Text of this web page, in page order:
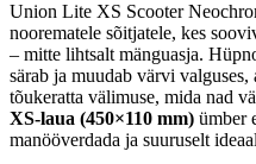
Union Lite XS Scooter
noorematele sõitjatele, kes
– mitte lihtsalt mänguasja.
särab ja muudab värvi valguses,
tõukeratta välimuse, mida nad
XS-laua (450×110 mm) ümber
manööverdada ja suuruselt